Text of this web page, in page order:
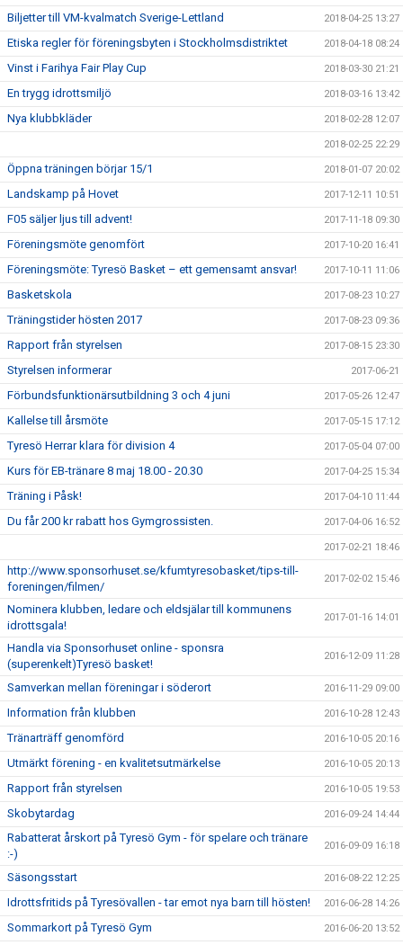
Biljetter till VM-kvalmatch Sverige-Lettland 2018-04-25 13:27
Etiska regler för föreningsbyten i Stockholmsdistriktet 2018-04-18 08:24
Vinst i Farihya Fair Play Cup 2018-03-30 21:21
En trygg idrottsmiljö 2018-03-16 13:42
Nya klubbkläder 2018-02-28 12:07
2018-02-25 22:29
Öppna träningen börjar 15/1 2018-01-07 20:02
Landskamp på Hovet 2017-12-11 10:51
F05 säljer ljus till advent! 2017-11-18 09:30
Föreningsmöte genomfört 2017-10-20 16:41
Föreningsmöte: Tyresö Basket – ett gemensamt ansvar! 2017-10-11 11:06
Basketskola 2017-08-23 10:27
Träningstider hösten 2017 2017-08-23 09:36
Rapport från styrelsen 2017-08-15 23:30
Styrelsen informerar 2017-06-21
Förbundsfunktionärsutbildning 3 och 4 juni 2017-05-26 12:47
Kallelse till årsmöte 2017-05-15 17:12
Tyresö Herrar klara för division 4 2017-05-04 07:00
Kurs för EB-tränare 8 maj 18.00 - 20.30 2017-04-25 15:34
Träning i Påsk! 2017-04-10 11:44
Du får 200 kr rabatt hos Gymgrossisten. 2017-04-06 16:52
2017-02-21 18:46
http://www.sponsorhuset.se/kfumtyresobasket/tips-till-
foreningen/filmen/
2017-02-02 15:46
Nominera klubben, ledare och eldsjälar till kommunens
idrottsgala!
2017-01-16 14:01
Handla via Sponsorhuset online - sponsra
(superenkelt)Tyresö basket!
2016-12-09 11:28
Samverkan mellan föreningar i söderort 2016-11-29 09:00
Information från klubben 2016-10-28 12:43
Tränarträff genomförd 2016-10-05 20:16
Utmärkt förening - en kvalitetsutmärkelse 2016-10-05 20:13
Rapport från styrelsen 2016-10-05 19:53
Skobytardag 2016-09-24 14:44
Rabatterat årskort på Tyresö Gym - för spelare och tränare
:-)
2016-09-09 16:18
Säsongsstart 2016-08-22 12:25
Idrottsfritids på Tyresövallen - tar emot nya barn till hösten! 2016-06-28 14:26
Sommarkort på Tyresö Gym 2016-06-20 13:52